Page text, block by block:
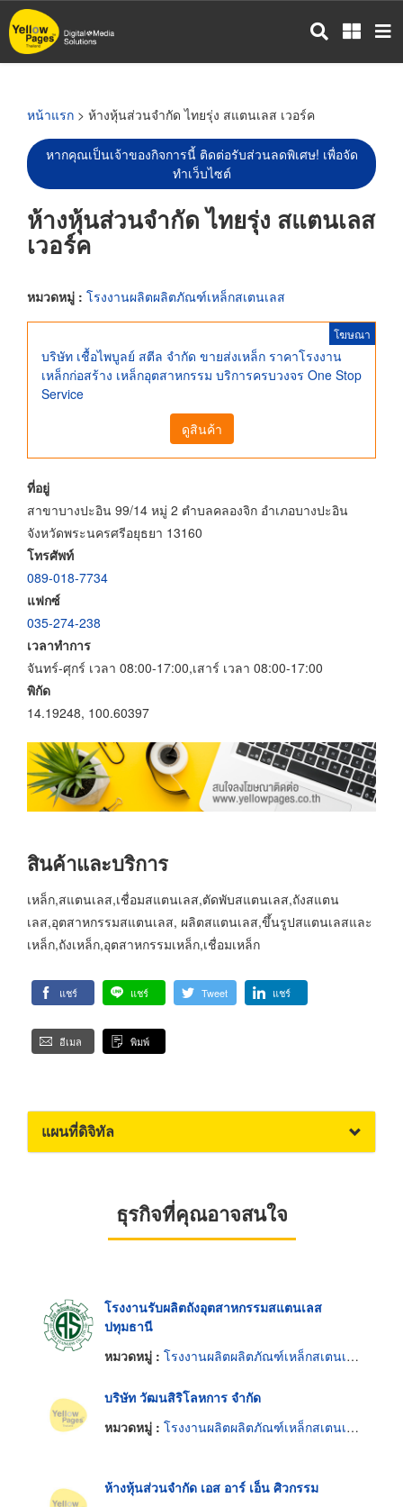
ข้าม
ไป
หน้าแรก > ห้างหุ้นส่วนจำกัด ไทยรุ่ง สแตนเลส เวอร์ค
หากคุณเป็นเจ้าของกิจการนี้ ติดต่อรับส่วนลดพิเศษ! เพื่อจัด
ทำเว็บไซต์
ห้างหุ้นส่วนจำกัด ไทยรุ่ง สแตนเลส
เวอร์ค
หมวดหมู่ : โรงงานผลิตผลิตภัณฑ์เหล็กสเตนเลส
โฆษณา
บริษัท เชื้อไพบูลย์ สตีล จำกัด ขายส่งเหล็ก ราคาโรงงาน
เหล็กก่อสร้าง เหล็กอุตสาหกรรม บริการครบวงจร One Stop
Service
ดูสินค้า
ที่อยู่
สาขาบางปะอิน 99/14 หมู่ 2 ตำบลคลองจิก อำเภอบางปะอิน
จังหวัดพระนครศรีอยุธยา 13160
โทรศัพท์
089-018-7734
แฟกซ์
035-274-238
เวลาทำการ
จันทร์-ศุกร์ เวลา 08:00-17:00,เสาร์ เวลา 08:00-17:00
พิกัด
14.19248, 100.60397
สินค้าและบริการ
เหล็ก,สแตนเลส,เชื่อมสแตนเลส,ตัดพับสแตนเลส,ถังสแตน
เลส,อุตสาหกรรมสแตนเลส, ผลิตสแตนเลส,ขึ้นรูปสแตนเลสและ
เหล็ก,ถังเหล็ก,อุตสาหกรรมเหล็ก,เชื่อมเหล็ก
แชร์ แชร์ Tweet แชร์
อีเมล พิมพ์
แผนที่ดิจิทัล
ธุรกิจที่คุณอาจสนใจ
โรงงานรับผลิตถังอุตสาหกรรมสแตนเลส
ปทุมธานี
หมวดหมู่ : โรงงานผลิตผลิตภัณฑ์เหล็กสเตนเลส
บริษัท วัฒนสิริโลหการ จำกัด
หมวดหมู่ : โรงงานผลิตผลิตภัณฑ์เหล็กสเตนเลส
ห้างหุ้นส่วนจำกัด เอส อาร์ เอ็น ศิวกรรม